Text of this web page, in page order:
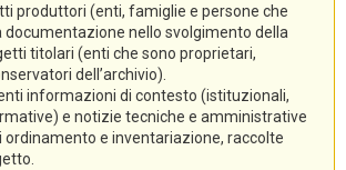
produttori (enti, famiglie e persone che
documentazione nello svolgimento della
titolari (enti che sono proprietari,
dell’archivio).
informazioni di contesto (istituzionali,
e notizie tecniche e amministrative
ordinamento e inventariazione, raccolte